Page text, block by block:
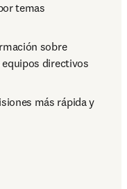
temas
sobre
directivos
más rápida y